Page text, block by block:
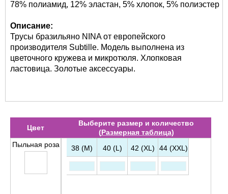
78% полиамид, 12% эластан, 5% хлопок, 5% полиэстер
Описание:
Трусы бразильяно NINA от европейского
производителя Subtille. Модель выполнена из
цветочного кружева и микротюля. Хлопковая
ластовица. Золотые аксессуары.
Цвет
Выберите размер и количество
(Размерная таблица)
Пыльная роза
38 (M) 40 (L) 42 (XL) 44 (XXL)